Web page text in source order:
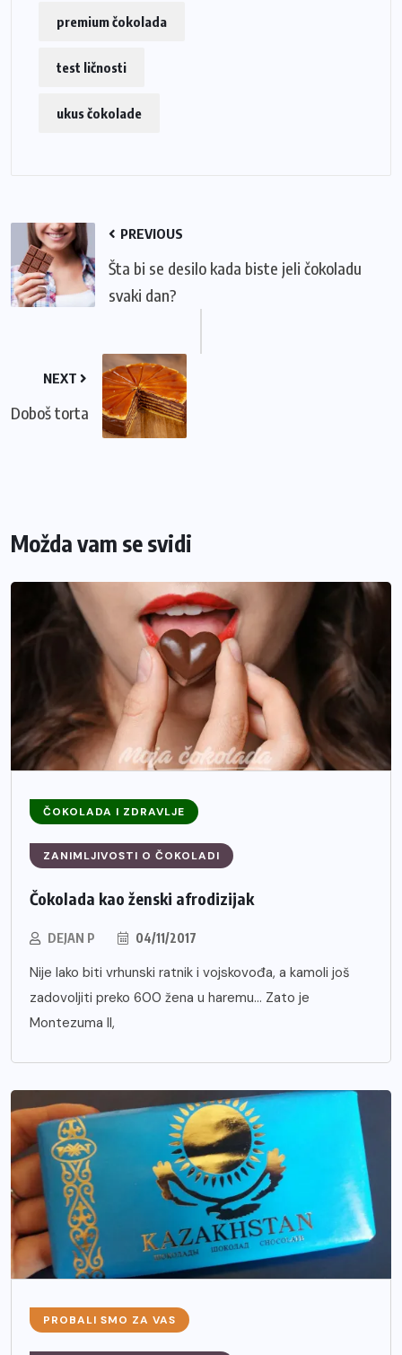
premium čokolada
test ličnosti
ukus čokolade
PREVIOUS
Šta bi se desilo kada biste jeli čokoladu
svaki dan?
NEXT
Doboš torta
Možda vam se svidi
ČOKOLADA I ZDRAVLJE
ZANIMLJIVOSTI O ČOKOLADI
Čokolada kao ženski afrodizijak
DEJAN P 04/11/2017
Nije lako biti vrhunski ratnik i vojskovođa, a kamoli još
zadovoljiti preko 600 žena u haremu… Zato je
Montezuma II,
PROBALI SMO ZA VAS